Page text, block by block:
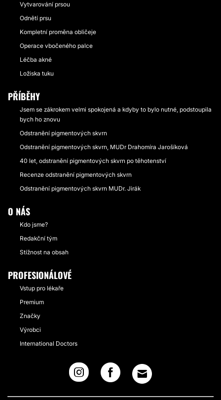
Vytvarování prsou
Odnětí prsu
Kompletní proměna obličeje
Operace vbočeného palce
Léčba akné
Ložiska tuku
PŘÍBĚHY
Jsem se zákrokem velmi spokojená a kdyby to bylo nutné, podstoupila
bych ho znovu
Odstranění pigmentových skvrn
Odstranění pigmentových skvrn, MUDr Drahomíra Jarošíková
40 let, odstranění pigmentových skvrn po těhotenství
Recenze odstranění pigmentových skvrn
Odstranění pigmentových skvrn MUDr. Jirák
O NÁS
Kdo jsme?
Redakční tým
Stížnost na obsah
PROFESIONÁLOVÉ
Vstup pro lékaře
Premium
Značky
Výrobci
International Doctors